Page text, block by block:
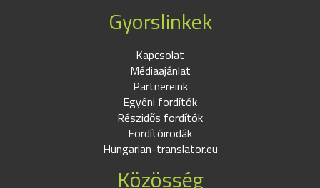
Gyorslinkek
Kapcsolat
Médiaajánlat
Partnereink
Egyéni fordítók
Részidős fordítók
Fordítóirodák
Hungarian-translator.eu
Közösség